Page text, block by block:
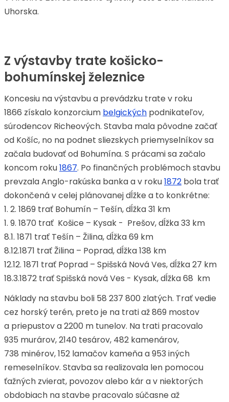
Uhorska.
Z výstavby trate košicko-
bohumínskej železnice
Koncesiu na výstavbu a prevádzku trate v roku
1866 získalo konzorcium belgických podnikateľov,
súrodencov Richeových. Stavba mala pôvodne začať
od Košíc, no na podnet sliezskych priemyselníkov sa
začala budovať od Bohumína. S prácami sa začalo
koncom roku1867. Po finančných problémoch stavbu
prevzala Anglo-rakúska banka a v roku1872 bola trať
dokončená v celej plánovanej dĺžke a to konkrétne:
1. 2. 1869 trať Bohumín – Tešín, dĺžka 31 km
1. 9. 1870 trať Košice – Kysak - Prešov, dĺžka 33 km
8.1. 1871 trať Tešín – Žilina, dĺžka 69 km
8.12.1871 trať Žilina – Poprad, dĺžka 138 km
12.12. 1871 trať Poprad – Spišská Nová Ves, dĺžka 27 km
18.3.1872 trať Spišská nová Ves - Kysak, dĺžka 68 km
Náklady na stavbu boli 58 237 800 zlatých. Trať vedie
cez horský terén, preto je na trati až 869 mostov
a priepustov a 2200 m tunelov. Na trati pracovalo
935 murárov, 2140 tesárov, 482 kamenárov,
738 minérov, 152 lamačov kameňa a 953 iných
remeselníkov. Stavba sa realizovala len pomocou
ťažných zvierat, povozov alebo kár a v niektorých
obdobiach na stavbe pracovalo súčasne až